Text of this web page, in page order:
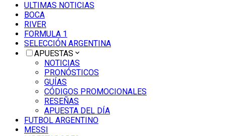
ULTIMAS NOTICIAS
BOCA
RIVER
FORMULA 1
SELECCIÓN ARGENTINA
APUESTAS
NOTICIAS
PRONÓSTICOS
GUÍAS
CÓDIGOS PROMOCIONALES
RESEÑAS
APUESTA DEL DÍA
FUTBOL ARGENTINO
MESSI